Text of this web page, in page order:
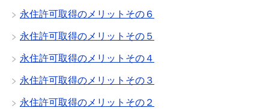
永住許可取得のメリットその６
永住許可取得のメリットその５
永住許可取得のメリットその４
永住許可取得のメリットその３
永住許可取得のメリットその２